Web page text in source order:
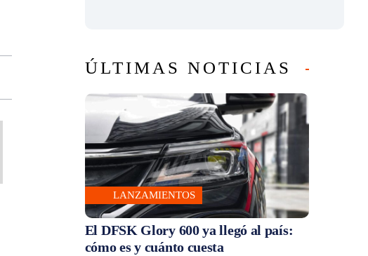
ÚLTIMAS NOTICIAS
LANZAMIENTOS
El DFSK Glory 600 ya llegó al país:
cómo es y cuánto cuesta